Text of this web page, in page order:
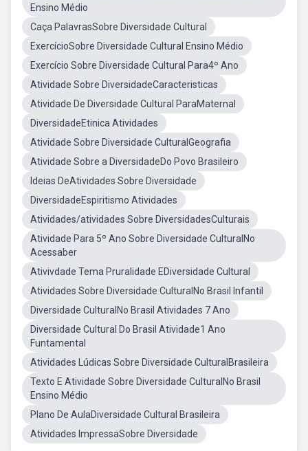
Ensino Médio
Caça PalavrasSobre Diversidade Cultural
ExercícioSobre Diversidade Cultural Ensino Médio
Exercício Sobre Diversidade Cultural Para4º Ano
Atividade Sobre DiversidadeCaracteristicas
Atividade De Diversidade Cultural ParaMaternal
DiversidadeEtinica Atividades
Atividade Sobre Diversidade CulturalGeografia
Atividade Sobre a DiversidadeDo Povo Brasileiro
Ideias DeAtividades Sobre Diversidade
DiversidadeEspiritismo Atividades
Atividades/atividades Sobre DiversidadesCulturais
Atividade Para 5º Ano Sobre Diversidade CulturalNo
Acessaber
Ativivdade Tema Pruralidade EDiversidade Cultural
Atividades Sobre Diversidade CulturalNo Brasil Infantil
Diversidade CulturalNo Brasil Atividades 7 Ano
Diversidade Cultural Do Brasil Atividade1 Ano
Funtamental
Atividades Lúdicas Sobre Diversidade CulturalBrasileira
Texto E Atividade Sobre Diversidade CulturalNo Brasil
Ensino Médio
Plano De AulaDiversidade Cultural Brasileira
Atividades ImpressaSobre Diversidade